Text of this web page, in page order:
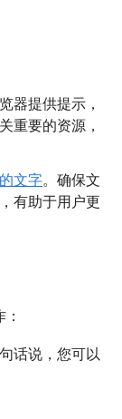
器提供提示，
重要的资源，
文字。确保文
有助于用户更
话说，您可以